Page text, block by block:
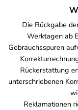
Die Rückgabe
Werktagen ab
Gebrauchsspuren
Rückerstattung
unterschriebenen
Reklamationen